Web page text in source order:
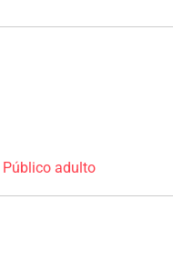
Público adulto